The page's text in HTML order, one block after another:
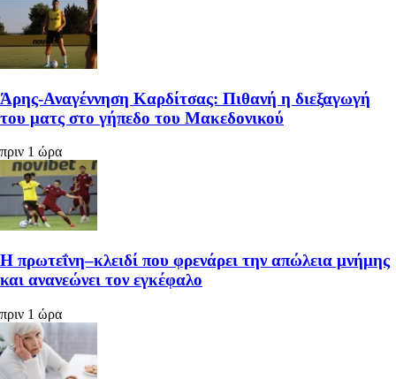
Άρης-Αναγέννηση Καρδίτσας: Πιθανή η διεξαγωγή
του ματς στο γήπεδο του Μακεδονικού
πριν 1 ώρα
Η πρωτεΐνη–κλειδί που φρενάρει την απώλεια μνήμης
και ανανεώνει τον εγκέφαλο
πριν 1 ώρα